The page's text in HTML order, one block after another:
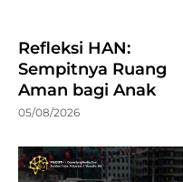
Refleksi HAN:
Sempitnya Ruang
Aman bagi Anak
05/08/2026